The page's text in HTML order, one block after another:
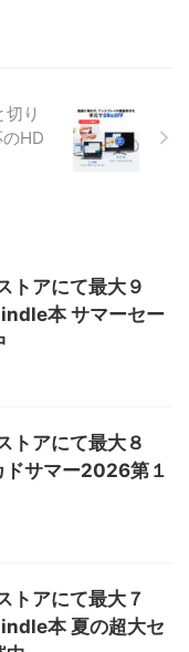
り
HD
アにて最大９
本 サマーセー
アにて最大８
ドサマー2026第１
アにて最大７
本 夏の超大セ